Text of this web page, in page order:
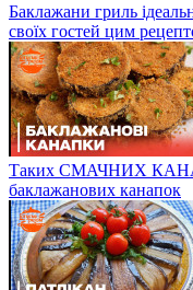
Баклажани гриль
своїх гостей цим
Таких СМАЧНИХ
баклажанових канапок